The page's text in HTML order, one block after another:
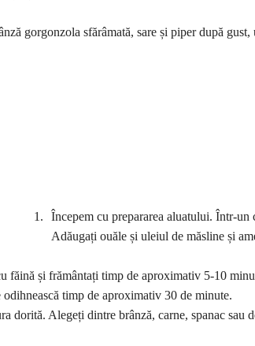
gorgonzola sfărâmată, sare și piper după
Începem cu prepararea aluatului. Într-un
Adăugați ouăle și uleiul de măsline și
făină și frământați timp de aproximativ 5-10
timp de aproximativ 30 de minute.
dorită. Alegeți dintre brânză, carne, spanac sau